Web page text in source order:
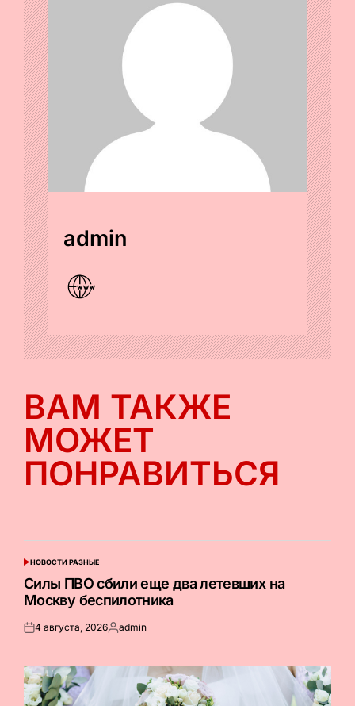
admin
ВАМ ТАКЖЕ
МОЖЕТ
ПОНРАВИТЬСЯ
ОПУБЛИКОВАНО
В
НОВОСТИ РАЗНЫЕ
Силы ПВО сбили еще два летевших на
Москву беспилотника
Опубликовано
4 августа, 2026Запись
admin